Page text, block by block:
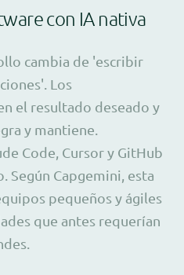
con IA nativa
cambia de 'escribir
Los
el resultado deseado y
y mantiene.
Code, Cursor y GitHub
Según Capgemini, esta
pequeños y ágiles
que antes requerían